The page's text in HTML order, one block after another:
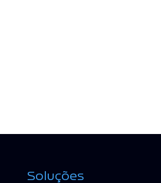
Soluções